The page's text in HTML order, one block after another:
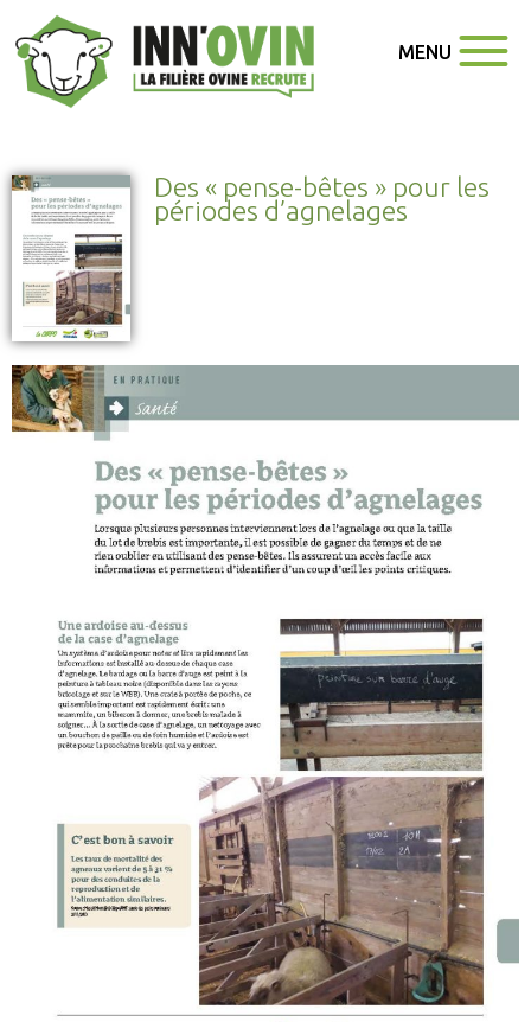
MENU
Des « pense-bêtes » pour les
périodes d’agnelages